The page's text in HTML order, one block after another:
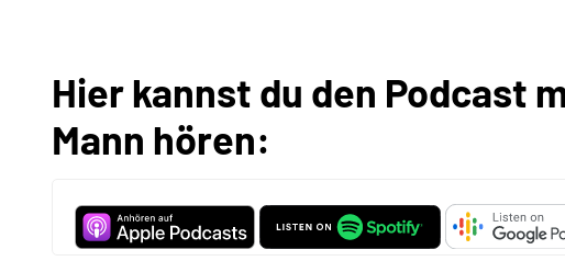
Hier kannst du den Podcast
Mann hören: